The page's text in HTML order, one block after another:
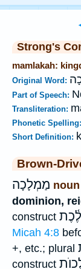
Strong's
mamlakah:
Original Word:
Part of Speech:
Transliteration:
Phonetic Spelling:
Short Definition:
Brown-
מַמְלָכָה
dominion,
construct
Micah 4:8
+, etc.; plural
construct